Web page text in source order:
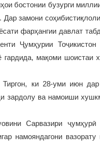
бостонии бузурги
замони
фарҳангии давлат
Ҷумҳурии
мақоми шоистаи
ки 28-уми июн
ва намоиши
Сарвазири ҷумҳурӣ
намояндагони